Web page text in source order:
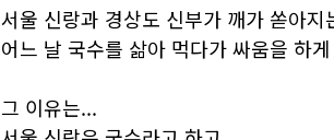
서울 신랑과 경상도 신부가 깨가 쏟아
어느 날 국수를 삶아 먹다가 싸움을 하
그 이유는...